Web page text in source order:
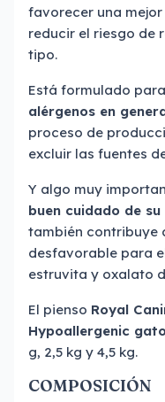
favorecer una
reducir el riesgo de
tipo.
Está formulado
alérgenos en
proceso de
excluir las fuentes
Y algo muy
buen cuidado de
también contribuye
desfavorable para
estruvita y oxalato
El pienso Royal
Hypoallergenic
g, 2,5 kg y 4,5 kg.
COMPOSICIÓN